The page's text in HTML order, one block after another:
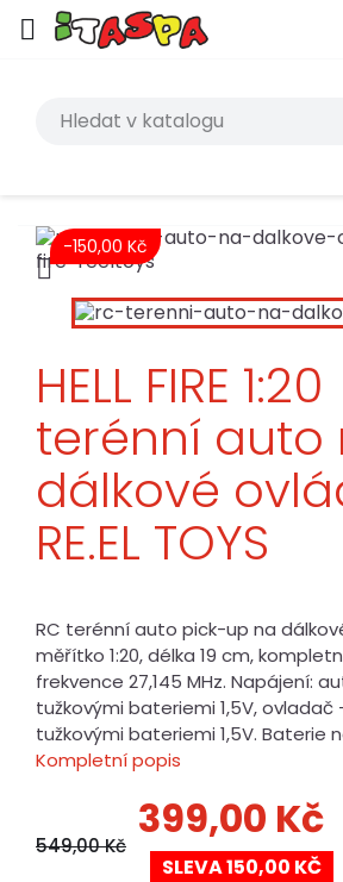

-150,00 Kč

HELL FIRE 1:20
terénní auto
dálkové
RE.EL TOYS
RC terénní auto pick-up na
měřítko 1:20, délka 19 cm,
frekvence 27,145 MHz. Napájení:
tužkovými bateriemi 1,5V, ovladač
tužkovými bateriemi 1,5V. Baterie
Kompletní popis
549,00 Kč
399,00 Kč
SLEVA 150,00 KČ